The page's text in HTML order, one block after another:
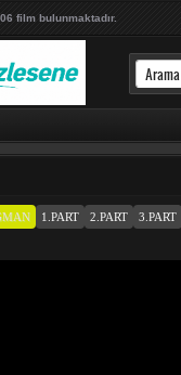
film bulunmaktadır.
1.PART 2.PART 3.PART